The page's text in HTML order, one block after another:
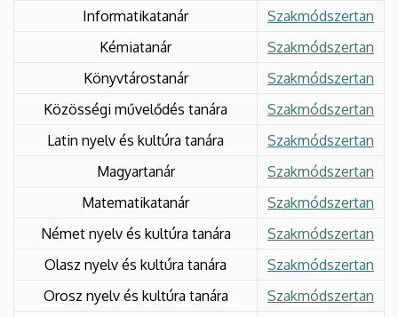
Informatikatanár
Szakmódszertan
Kémiatanár
Szakmódszertan
Könyvtárostanár
Szakmódszertan
Közösségi művelődés tanára
Szakmódszertan
Latin nyelv és kultúra tanára
Szakmódszertan
Magyartanár
Szakmódszertan
Matematikatanár
Szakmódszertan
Német nyelv és kultúra tanára
Szakmódszertan
Olasz nyelv és kultúra tanára
Szakmódszertan
Orosz nyelv és kultúra tanára
Szakmódszertan